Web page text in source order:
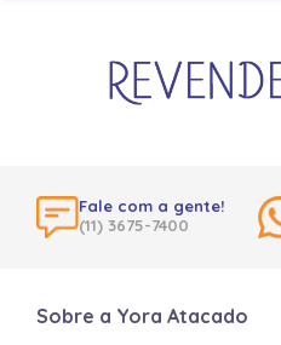
Fale com a gente!
(11) 3675-7400
Sobre a Yora Atacado